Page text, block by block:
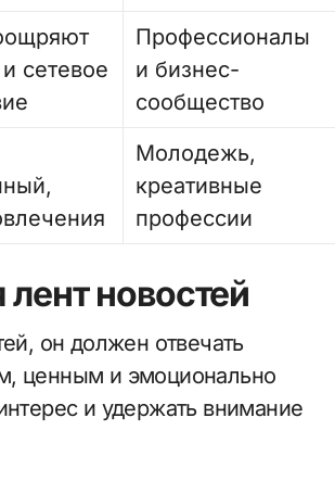
сетевое
Профессионалы
и бизнес-
сообщество
Молодежь,
креативные
профессии
лент новостей
он должен отвечать
ценным и эмоционально
и удержать внимание